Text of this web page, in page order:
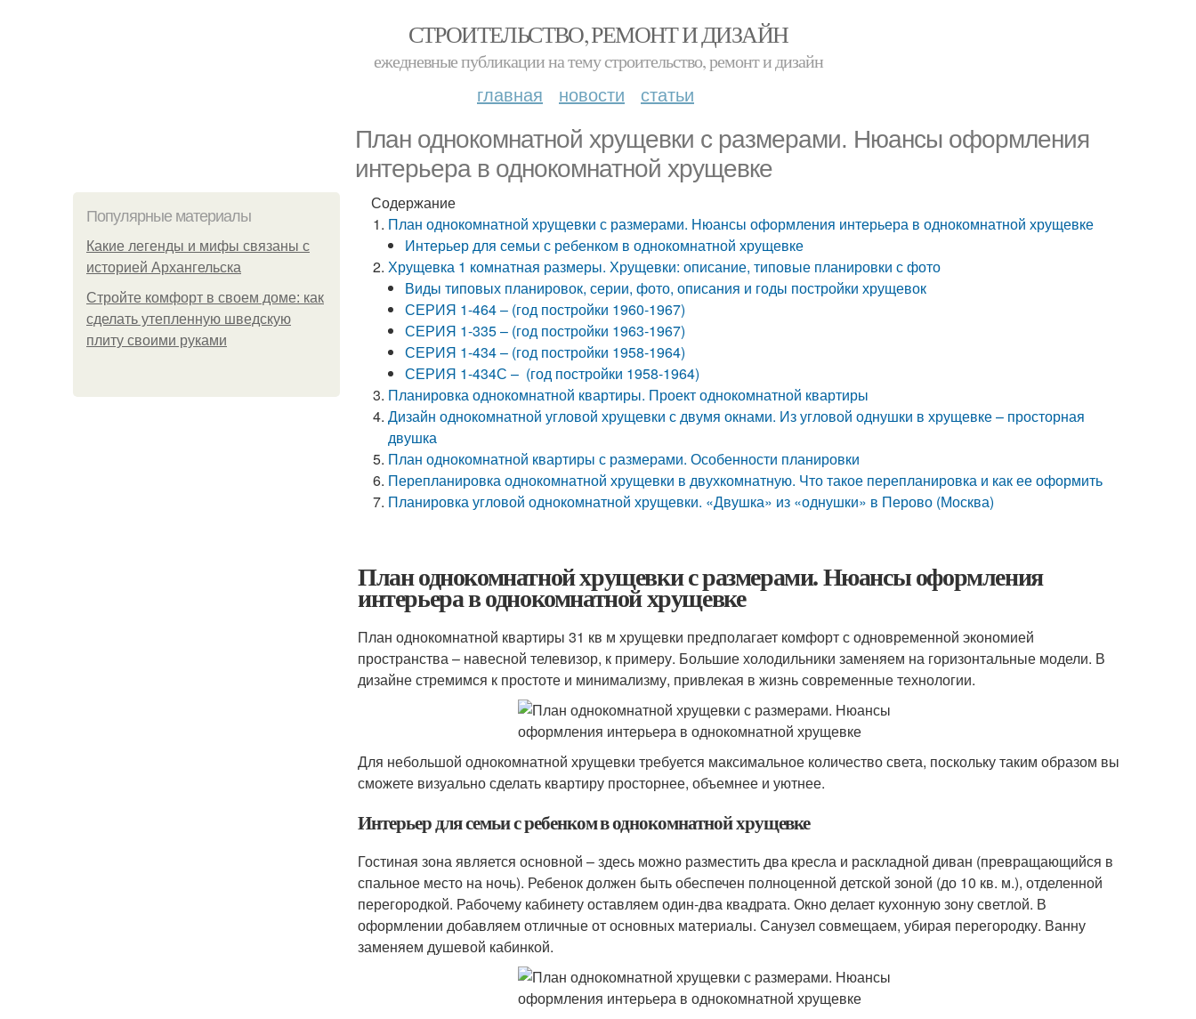
СТРОИТЕЛЬСТВО, РЕМОНТ И ДИЗАЙН
ежедневные публикации на тему строительство, ремонт и дизайн
главная новости статьи
План однокомнатной хрущевки с размерами. Нюансы оформления
интерьера в однокомнатной хрущевке
Популярные материалы
Какие легенды и мифы связаны с
историей Архангельска
Стройте комфорт в своем доме: как
сделать утепленную шведскую
плиту своими руками
Содержание
План однокомнатной хрущевки с размерами. Нюансы оформления интерьера в однокомнатной хрущевке
Интерьер для семьи с ребенком в однокомнатной хрущевке
Хрущевка 1 комнатная размеры. Хрущевки: описание, типовые планировки с фото
Виды типовых планировок, серии, фото, описания и годы постройки хрущевок
СЕРИЯ 1-464 – (год постройки 1960-1967)
СЕРИЯ 1-335 – (год постройки 1963-1967)
СЕРИЯ 1-434 – (год постройки 1958-1964)
СЕРИЯ 1-434С – (год постройки 1958-1964)
Планировка однокомнатной квартиры. Проект однокомнатной квартиры
Дизайн однокомнатной угловой хрущевки с двумя окнами. Из угловой однушки в хрущевке – просторная
двушка
План однокомнатной квартиры с размерами. Особенности планировки
Перепланировка однокомнатной хрущевки в двухкомнатную. Что такое перепланировка и как ее оформить
Планировка угловой однокомнатной хрущевки. «Двушка» из «однушки» в Перово (Москва)
План однокомнатной хрущевки с размерами. Нюансы оформления
интерьера в однокомнатной хрущевке
План однокомнатной квартиры 31 кв м хрущевки предполагает комфорт с одновременной экономией
пространства – навесной телевизор, к примеру. Большие холодильники заменяем на горизонтальные модели. В
дизайне стремимся к простоте и минимализму, привлекая в жизнь современные технологии.
Для небольшой однокомнатной хрущевки требуется максимальное количество света, поскольку таким образом вы
сможете визуально сделать квартиру просторнее, объемнее и уютнее.
Интерьер для семьи с ребенком в однокомнатной хрущевке
Гостиная зона является основной – здесь можно разместить два кресла и раскладной диван (превращающийся в
спальное место на ночь). Ребенок должен быть обеспечен полноценной детской зоной (до 10 кв. м.), отделенной
перегородкой. Рабочему кабинету оставляем один-два квадрата. Окно делает кухонную зону светлой. В
оформлении добавляем отличные от основных материалы. Санузел совмещаем, убирая перегородку. Ванну
заменяем душевой кабинкой.